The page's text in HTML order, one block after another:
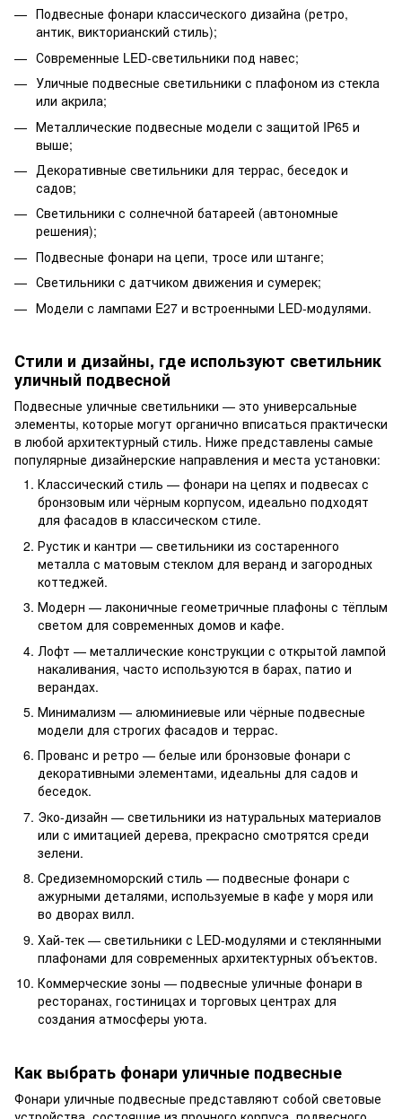
Подвесные фонари классического дизайна (ретро,
антик, викторианский стиль);
Современные LED-светильники под навес;
Уличные подвесные светильники с плафоном из стекла
или акрила;
Металлические подвесные модели с защитой IP65 и
выше;
Декоративные светильники для террас, беседок и
садов;
Светильники с солнечной батареей (автономные
решения);
Подвесные фонари на цепи, тросе или штанге;
Светильники с датчиком движения и сумерек;
Модели с лампами E27 и встроенными LED-модулями.
Стили и дизайны, где используют светильник
уличный подвесной
Подвесные уличные светильники — это универсальные
элементы, которые могут органично вписаться практически
в любой архитектурный стиль. Ниже представлены самые
популярные дизайнерские направления и места установки:
Классический стиль — фонари на цепях и подвесах с
бронзовым или чёрным корпусом, идеально подходят
для фасадов в классическом стиле.
Рустик и кантри — светильники из состаренного
металла с матовым стеклом для веранд и загородных
коттеджей.
Модерн — лаконичные геометричные плафоны с тёплым
светом для современных домов и кафе.
Лофт — металлические конструкции с открытой лампой
накаливания, часто используются в барах, патио и
верандах.
Минимализм — алюминиевые или чёрные подвесные
модели для строгих фасадов и террас.
Прованс и ретро — белые или бронзовые фонари с
декоративными элементами, идеальны для садов и
беседок.
Эко-дизайн — светильники из натуральных материалов
или с имитацией дерева, прекрасно смотрятся среди
зелени.
Средиземноморский стиль — подвесные фонари с
ажурными деталями, используемые в кафе у моря или
во дворах вилл.
Хай-тек — светильники с LED-модулями и стеклянными
плафонами для современных архитектурных объектов.
Коммерческие зоны — подвесные уличные фонари в
ресторанах, гостиницах и торговых центрах для
создания атмосферы уюта.
Как выбрать фонари уличные подвесные
Фонари уличные подвесные представляют собой световые